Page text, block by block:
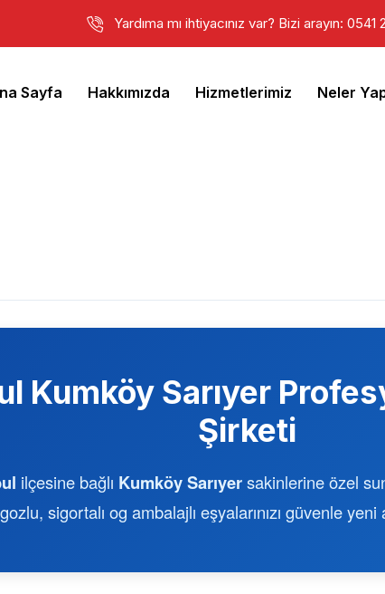
Yardıma mı ihtiyacınız var? Bizi arayın: 0541
Sayfa Hakkımızda Hizmetlerimiz Neler
Kumköy Sarıyer
Şirketi
ilçesine bağlı Kumköy Sarıyersakinlerine özel
sigortalı og ambalajlı eşyalarınızı güvenle yeni